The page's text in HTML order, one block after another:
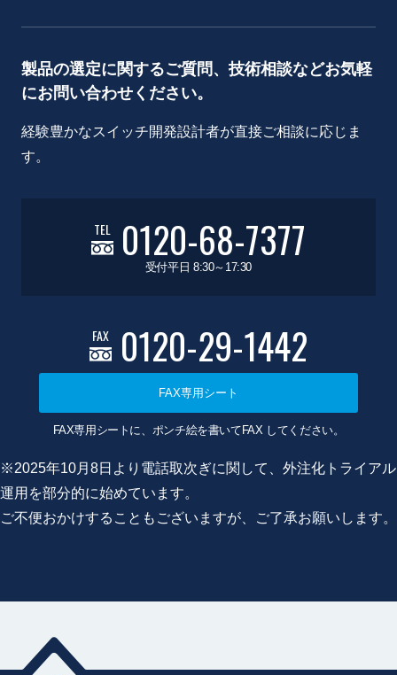
製品の選定に関するご質問、技術相談などお気軽
にお問い合わせください。
経験豊かなスイッチ開発設計者が直接ご相談に応じま
す。
TEL 0120-68-7377
受付平日 8:30～17:30
FAX 0120-29-1442
FAX専用シート
FAX専用シートに、ポンチ絵を書いてFAX してください。
※2025年10月8日より電話取次ぎに関して、外注化トライアル
運用を部分的に始めています。
ご不便おかけすることもございますが、ご了承お願いします。